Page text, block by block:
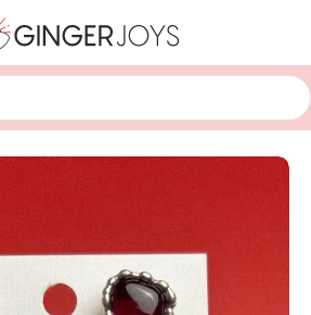
Серьги Стеклянные серьги